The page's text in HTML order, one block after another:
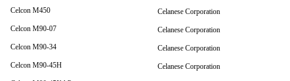
Celcon M450
Celanese Corporation
Celcon M90-07
Celanese Corporation
Celcon M90-34
Celanese Corporation
Celcon M90-45H
Celanese Corporation